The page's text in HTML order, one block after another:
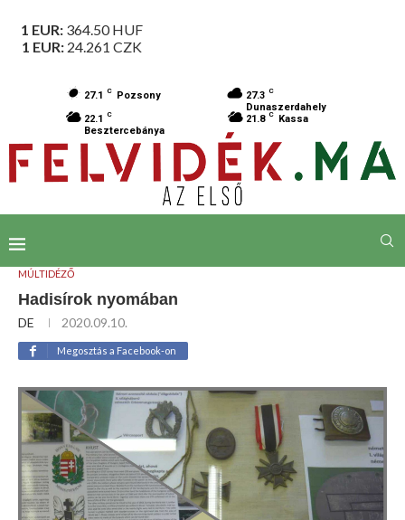
1 EUR: 364.50HUF
1 EUR: 24.261 CZK
27.1 C Pozsony 27.3 C
Dunaszerdahely
22.1 C
Besztercebánya
21.8 C Kassa
MÚLTIDÉZŐ
Hadisírok nyomában
DE 2020.09.10.
Megosztás a Facebook-on